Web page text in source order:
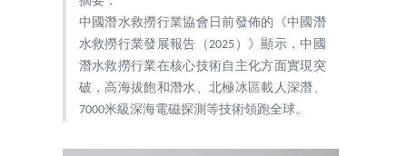
中國潛水救撈行業協會日前發佈的《中國潛
水救撈行業發展報告（2025）》顯示，中國
潛水救撈行業在核心技術自主化方面實現突
破，高海拔飽和潛水、北極冰區載人深潛、
7000米級深海電磁探測等技術領跑全球。